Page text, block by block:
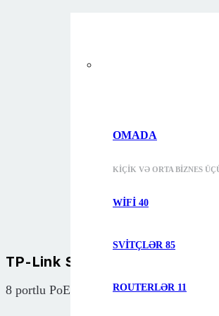
OMADA
KIÇIK VƏ ORTA BIZNES
WIFI 40
SVITÇLƏR 85
ROUTERLƏR 11
TP-Link S4500-16GP
8 portlu PoE+ ilə Omada Pro 16 Port